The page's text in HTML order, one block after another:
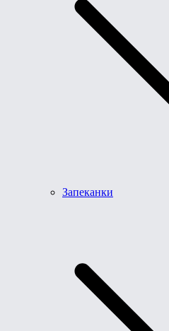
Запеканки